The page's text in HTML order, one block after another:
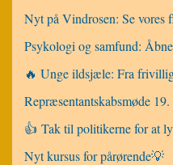
Nyt på Vindrosen: Se vores
Psykologi og samfund:
🔥 Unge ildsjæle: Fra
Repræsentantskabsmøde
👍 Tak til politikerne for at
Nyt kursus for pårørende💡